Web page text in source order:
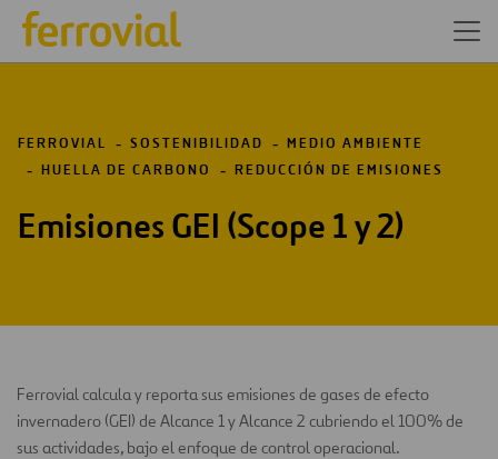
FERROVIAL SOSTENIBILIDAD
MEDIO AMBIENTE
HUELLA DE CARBONO
REDUCCIÓN DE EMISIONES
Emisiones GEI (Scope 1 y 2)
Ferrovial calcula y reporta sus emisiones de gases de efecto
invernadero (GEI) de Alcance 1 y Alcance 2 cubriendo el 100% de
sus actividades, bajo el enfoque de control operacional.